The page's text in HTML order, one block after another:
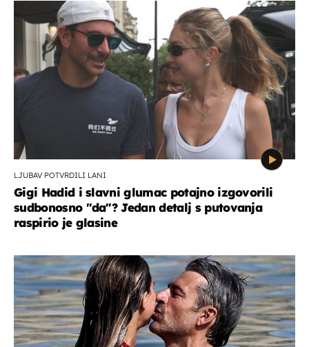
LJUBAV POTVRDILI LANI
Gigi Hadid i slavni glumac potajno izgovorili
sudbonosno "da"? Jedan detalj s putovanja
raspirio je glasine